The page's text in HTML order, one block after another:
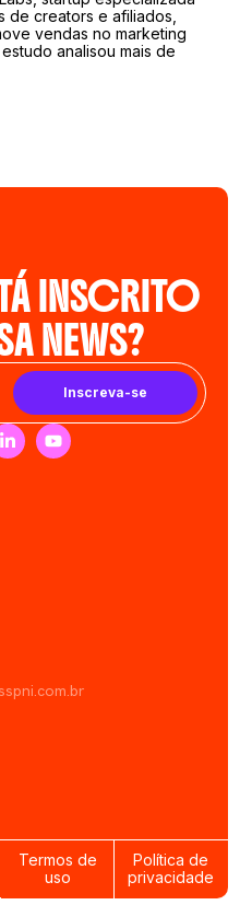
de creators e afiliados,
vendas no marketing
analisou mais de
INSCRITO
NEWS?
Inscreva-se
Termos de
uso
Política de
privacidade